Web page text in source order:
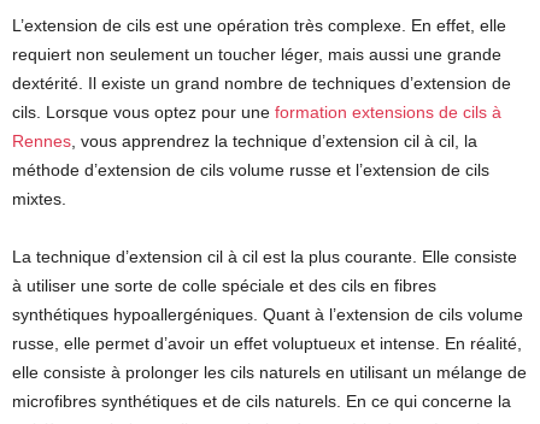
L’extension de cils est une opération très complexe. En effet, elle
requiert non seulement un toucher léger, mais aussi une grande
dextérité. Il existe un grand nombre de techniques d’extension de
cils. Lorsque vous optez pour une formation extensions de cils à
Rennes, vous apprendrez la technique d’extension cil à cil, la
méthode d’extension de cils volume russe et l’extension de cils
mixtes.
La technique d’extension cil à cil est la plus courante. Elle consiste
à utiliser une sorte de colle spéciale et des cils en fibres
synthétiques hypoallergéniques. Quant à l’extension de cils volume
russe, elle permet d’avoir un effet voluptueux et intense. En réalité,
elle consiste à prolonger les cils naturels en utilisant un mélange de
microfibres synthétiques et de cils naturels. En ce qui concerne la